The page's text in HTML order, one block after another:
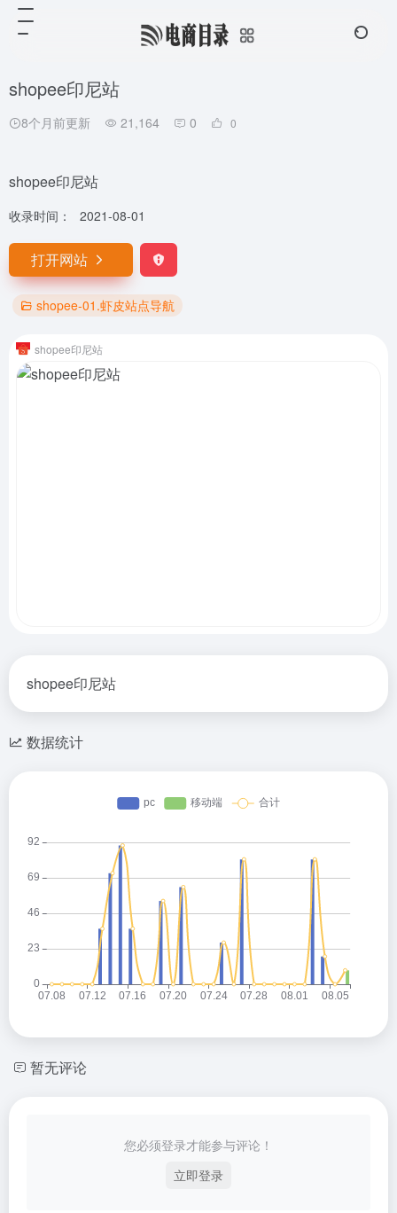
shopee印尼站
8个月前更新 21,164 0 0
shopee印尼站
收录时间： 2021-08-01
打开网站
shopee-01.虾皮站点导航
shopee印尼站
shopee印尼站
数据统计
暂无评论
您必须登录才能参与评论！
立即登录